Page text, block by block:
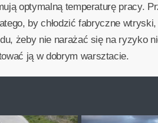
optymalną temperaturę pracy.
by chłodzić fabryczne
żeby nie narażać się na ryzyko
ją w dobrym warsztacie.